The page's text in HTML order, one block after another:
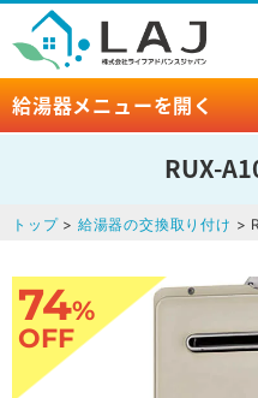
給湯器メニューを開く
RUX-
トップ> 給湯器の交換取り付け >
74%
OFF